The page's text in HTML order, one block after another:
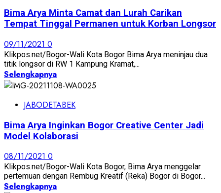
Bima Arya Minta Camat dan Lurah Carikan
Tempat Tinggal Permanen untuk Korban Longsor
09/11/2021 0
Klikpos.net/Bogor-Wali Kota Bogor Bima Arya meninjau dua
titik longsor di RW 1 Kampung Kramat,...
Selengkapnya
JABODETABEK
Bima Arya Inginkan Bogor Creative Center Jadi
Model Kolaborasi
08/11/2021 0
Klikpos.net/Bogor-Wali Kota Bogor, Bima Arya menggelar
pertemuan dengan Rembug Kreatif (Reka) Bogor di Bogor...
Selengkapnya